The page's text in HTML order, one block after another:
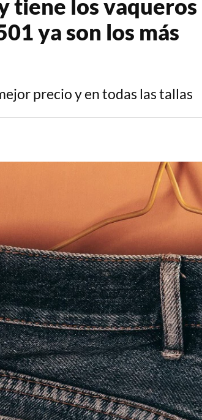
tiene los vaqueros
ya son los más
precio y en todas las tallas